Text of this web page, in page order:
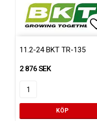
11.2-24 BKT TR-135
2 876 SEK
KÖP